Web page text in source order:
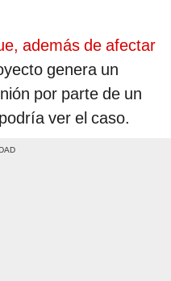
además de afectar
genera un
por parte de un
ver el caso.